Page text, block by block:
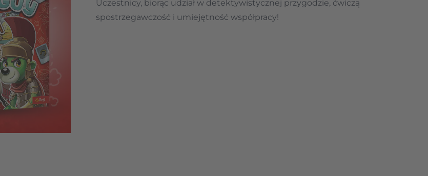
Uczestnicy, biorąc udział w detektywistycznej przygodzie, ćwiczą
spostrzegawczość i umiejętność współpracy!